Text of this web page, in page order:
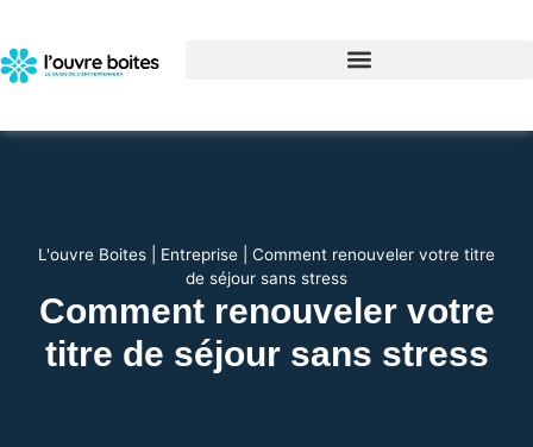
L'ouvre Boites Entreprise
Comment renouveler votre titre
de séjour sans stress
Comment renouveler votre
titre de séjour sans stress